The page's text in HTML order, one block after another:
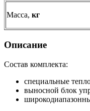
Масса, кг
Описание
Состав комплекта:
специальные
выносной блок